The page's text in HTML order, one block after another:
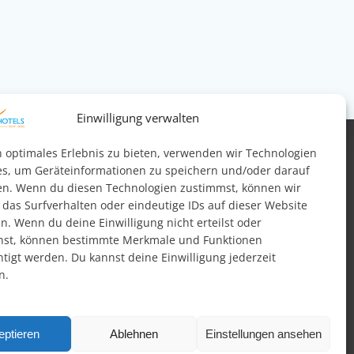
Einwilligung verwalten
optimales Erlebnis zu bieten, verwenden wir Technologien
um Geräteinformationen zu speichern und/oder darauf
Wenn du diesen Technologien zustimmst, können wir
Surfverhalten oder eindeutige IDs auf dieser Website
Wenn du deine Einwilligung nicht erteilst oder
können bestimmte Merkmale und Funktionen
werden. Du kannst deine Einwilligung jederzeit
Ablehnen Einstellungen ansehen
Barrierefreiheit
hohen Stellenwert. Die schönsten Regionen
Entspannung mit attraktiven Ausflugszielen.